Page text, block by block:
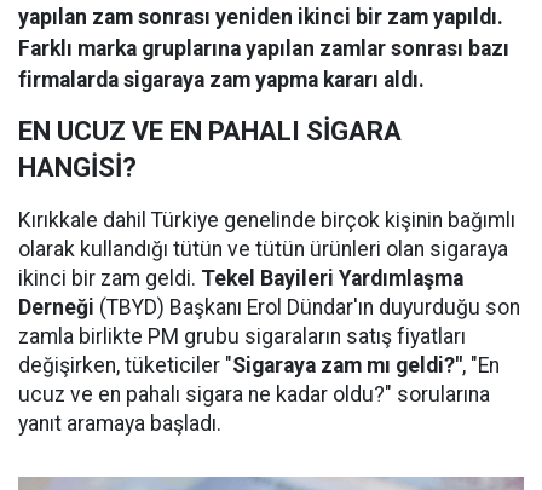
yapılan zam sonrası yeniden ikinci bir zam yapıldı.
Farklı marka gruplarına yapılan zamlar sonrası bazı
firmalarda sigaraya zam yapma kararı aldı.
EN UCUZ VE EN PAHALI SİGARA
HANGİSİ?
Kırıkkale dahil Türkiye genelinde birçok kişinin bağımlı
olarak kullandığı tütün ve tütün ürünleri olan sigaraya
ikinci bir zam geldi. Tekel Bayileri Yardımlaşma
Derneği (TBYD) Başkanı Erol Dündar'ın duyurduğu son
zamla birlikte PM grubu sigaraların satış fiyatları
değişirken, tüketiciler "Sigaraya zam mı geldi?", "En
ucuz ve en pahalı sigara ne kadar oldu?" sorularına
yanıt aramaya başladı.